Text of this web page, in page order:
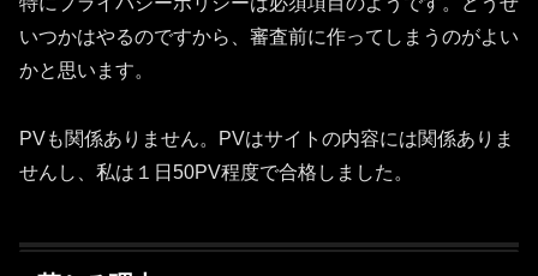
いつかはやるのですから、審査前に作ってしまうのがよい
かと思います。
PVも関係ありません。PVはサイトの内容には関係ありま
せんし、私は１日50PV程度で合格しました。